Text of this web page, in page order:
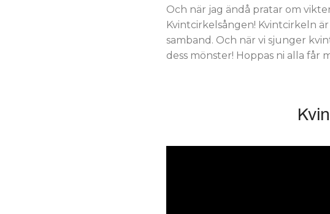
Och när jag ändå pratar om
Kvintcirkelsången! Kvintcirkeln
samband. Och när vi sjunger
dess mönster! Hoppas ni alla får